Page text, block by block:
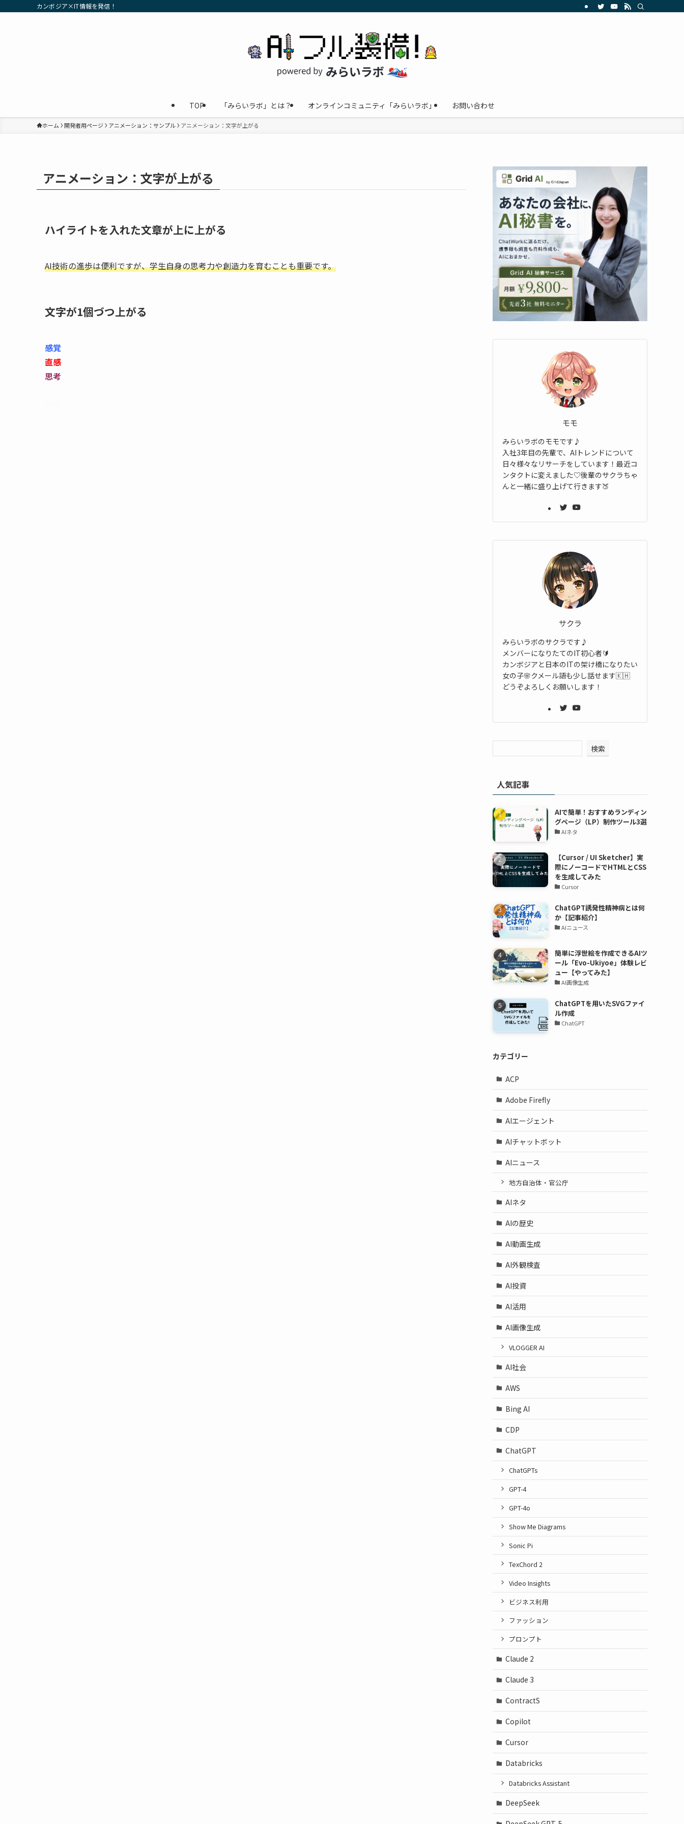
カンボジア×IT情報を発信！
TOP 「みらいラボ」とは？ オンラインコミュニティ「みらいラボ」 お問い合わせ
ホーム 開発者用ページ アニメーション：サンプル アニメーション：文字が上がる
アニメーション：文字が上がる
ハイライトを入れた文章が上に上がる
AI技術の進歩は便利ですが、学生自身の思考力や創造力を育むことも重要です。
文字が1個づつ上がる
感覚
直感
思考
モモ
みらいラボのモモです♪
入社3年目の先輩で、AIトレンドについて
日々様々なリサーチをしています！最近コ
ンタクトに変えました♡後輩のサクラちゃ
んと一緒に盛り上げて行きます🍑
サクラ
みらいラボのサクラです♪
メンバーになりたてのIT初心者🔰
カンボジアと日本のITの架け橋になりたい
女の子🌸クメール語も少し話せます🇰🇭
どうぞよろしくお願いします！
検索
人気記事
AIで簡単！おすすめランディン
グページ（LP）制作ツール3選
AIネタ
【Cursor / UI Sketcher】実
際にノーコードでHTMLとCSS
を生成してみた
Cursor
ChatGPT誘発性精神病とは何
か【記事紹介】
AIニュース
簡単に浮世絵を作成できるAIツ
ール「Evo-Ukiyoe」体験レビ
ュー【やってみた】
AI画像生成
ChatGPTを用いたSVGファイ
ル作成
ChatGPT
カテゴリー
ACP
Adobe Firefly
AIエージェント
AIチャットボット
AIニュース
地方自治体・官公庁
AIネタ
AIの歴史
AI動画生成
AI外観検査
AI投資
AI活用
AI画像生成
VLOGGER AI
AI社会
AWS
Bing AI
CDP
ChatGPT
ChatGPTs
GPT-4
GPT-4o
Show Me Diagrams
Sonic Pi
TexChord 2
Video Insights
ビジネス利用
ファッション
プロンプト
Claude 2
Claude 3
ContractS
Copilot
Cursor
Databricks
Databricks Assistant
DeepSeek